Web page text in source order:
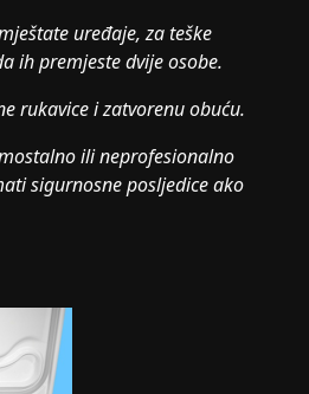
uređaje, za teške
ih premjeste dvije osobe.
rukavice i zatvorenu obuću.
ili neprofesionalno
sigurnosne posljedice ako